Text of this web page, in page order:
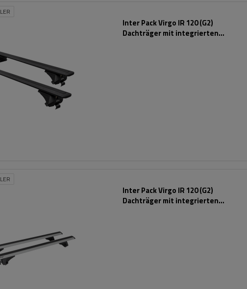
Inter Pack Virgo IR 120 (G2)
Dachträger mit integrierten
Inter Pack Virgo IR 120 (G2)
Dachträger mit integrierten